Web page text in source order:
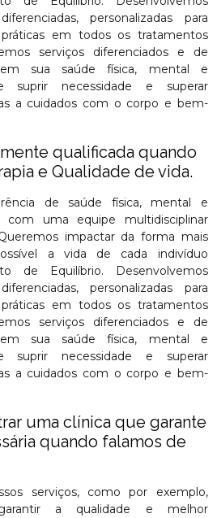
personalizadas para
em todos os tratamentos
serviços diferenciados e de
em sua saúde física, mental e
necessidade e superar
a cuidados com o corpo e bem-
qualificada quando
e Qualidade de vida.
de saúde física, mental e
uma equipe multidisciplinar
impactar da forma mais
a vida de cada indivíduo
de Equilíbrio. Desenvolvemos
personalizadas para
em todos os tratamentos
serviços diferenciados e de
em sua saúde física, mental e
necessidade e superar
a cuidados com o corpo e bem-
uma clínica que garante
quando falamos de
serviços, como por exemplo,
a qualidade e melhor